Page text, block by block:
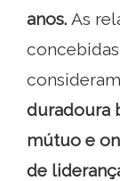
anos. As
duradoura
mútuo e
de